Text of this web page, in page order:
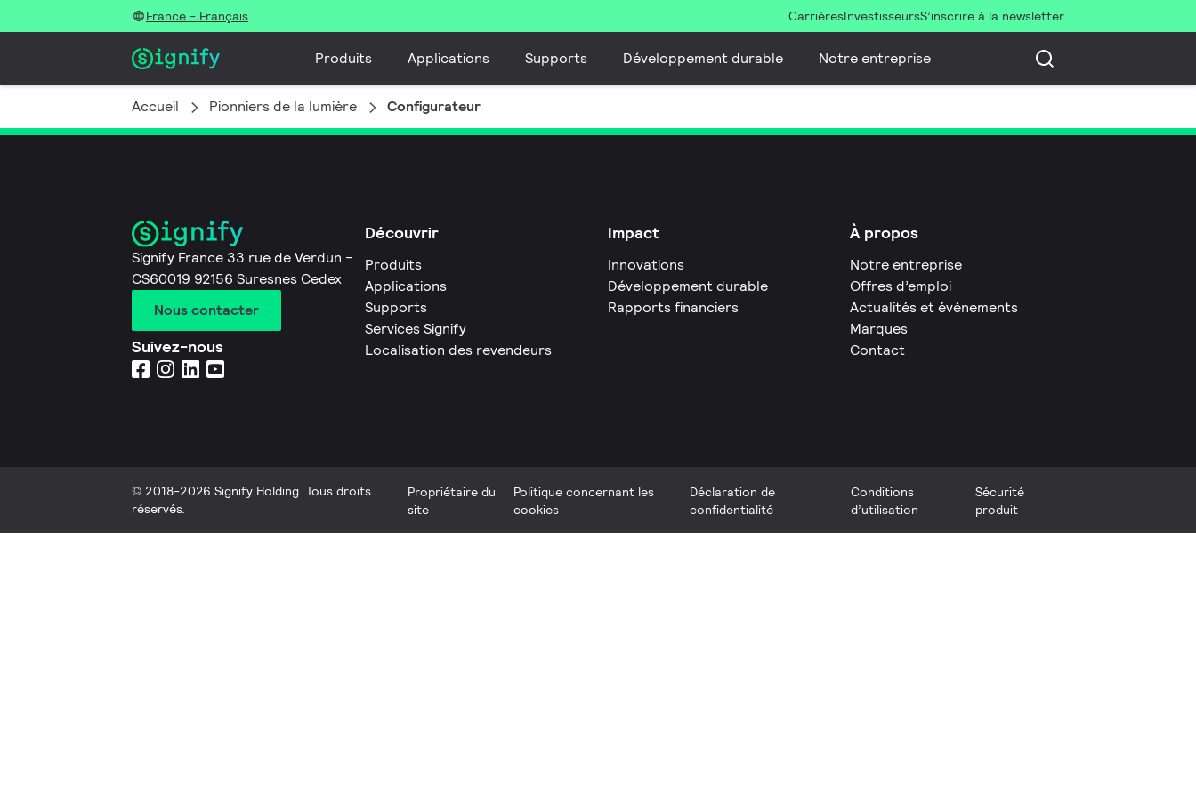
France - Français CarrièresInvestisseursS’inscrire à la newsletter
Produits Applications Supports Développement durable Notre entreprise
Accueil Pionniers de la lumière Configurateur
Signify France 33 rue de Verdun -
CS60019 92156 Suresnes Cedex
Nous contacter
Suivez-nous
Découvrir
Produits
Applications
Supports
Services Signify
Localisation des revendeurs
Impact
Innovations
Développement durable
Rapports financiers
À propos
Notre entreprise
Offres d’emploi
Actualités et événements
Marques
Contact
© 2018-2026 Signify Holding. Tous droits
réservés.
Propriétaire du
site
Politique concernant les
cookies
Déclaration de
confidentialité
Conditions
d’utilisation
Sécurité
produit